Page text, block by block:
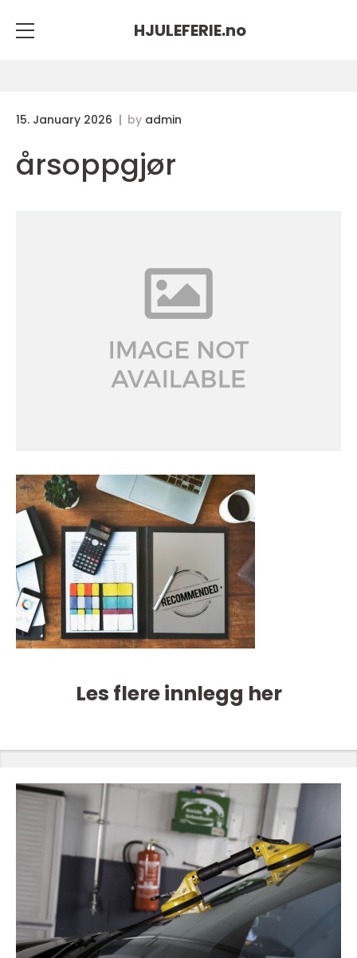
HJULEFERIE.no
15. January 2026 by admin
årsoppgjør
Les flere innlegg her